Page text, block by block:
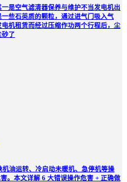
是空气滤清器保养与维护不当发电机出
些石英质的颗粒，通过进气门吸入气
机租赁而经过压缩作功两个行程后，尘
砂了
油运转、冷启动未暖机、急停机等操
。本文详解 6 大错误操作危害 + 正确做